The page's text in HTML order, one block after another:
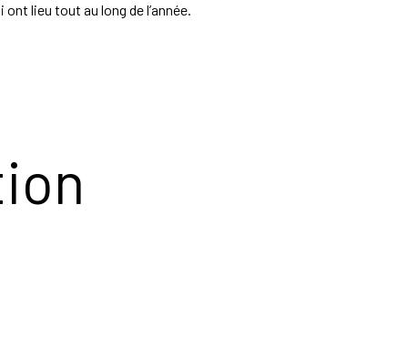
lieu tout au long de l’année.